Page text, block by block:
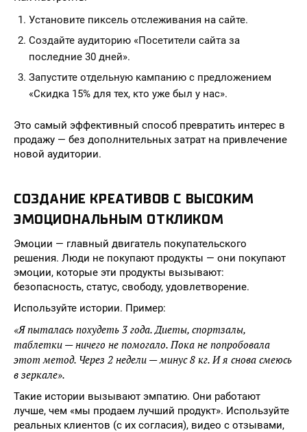
Установите пиксель отслеживания на сайте.
Создайте аудиторию «Посетители сайта за
последние 30 дней».
Запустите отдельную кампанию с предложением
«Скидка 15% для тех, кто уже был у нас».
Это самый эффективный способ превратить интерес в
продажу — без дополнительных затрат на привлечение
новой аудитории.
СОЗДАНИЕ КРЕАТИВОВ С ВЫСОКИМ
ЭМОЦИОНАЛЬНЫМ ОТКЛИКОМ
Эмоции — главный двигатель покупательского
решения. Люди не покупают продукты — они покупают
эмоции, которые эти продукты вызывают:
безопасность, статус, свободу, удовлетворение.
Используйте истории. Пример:
«Я пыталась похудеть 3 года. Диеты, спортзалы,
таблетки — ничего не помогало. Пока не попробовала
этот метод. Через 2 недели — минус 8 кг. И я снова смеюсь
в зеркале».
Такие истории вызывают эмпатию. Они работают
лучше, чем «мы продаем лучший продукт». Используйте
реальных клиентов (с их согласия), видео с отзывами,